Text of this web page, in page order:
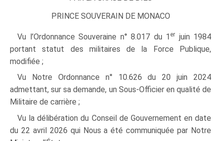
PRINCE SOUVERAIN DE MONACO
Vu l’Ordonnance Souveraine n° 8.017 du 1 er juin 1984
portant statut des militaires de la Force Publique,
modifiée ;
Vu Notre Ordonnance n° 10.626 du 20 juin 2024
admettant, sur sa demande, un Sous-Officier en qualité de
Militaire de carrière ;
Vu la délibération du Conseil de Gouvernement en date
du 22 avril 2026 qui Nous a été communiquée par Notre